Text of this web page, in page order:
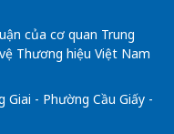
của cơ quan Trung
Thương hiệu Việt Nam
- Phường Cầu Giấy -